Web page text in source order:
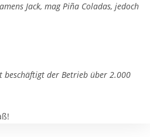
Jack, mag Piña Coladas, jedoch
beschäftigt der Betrieb über 2.000